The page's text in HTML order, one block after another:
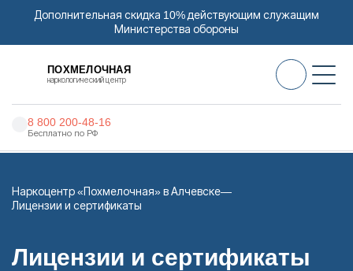
Дополнительная скидка 10% действующим служащим
Министерства обороны
ПОХМЕЛОЧНАЯ
наркологический центр
8 800 200-48-16
Бесплатно по РФ
Наркомания
Психиатрия
Наркоцентр «Похмелочная» в Алчевске
Лицензии и сертификаты
Лицензии и сертификаты